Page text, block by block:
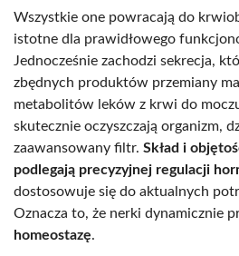
Wszystkie one powracają do
istotne dla prawidłowego
Jednocześnie zachodzi sekrecja,
zbędnych produktów przemiany
metabolitów leków z krwi do
skutecznie oczyszczają organizm,
zaawansowany filtr. Skład i
podlegają precyzyjnej regulacji
dostosowuje się do aktualnych
Oznacza to, że nerki dynamicznie
homeostazę.